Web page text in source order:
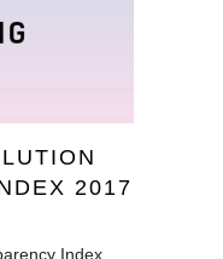
2017
Index